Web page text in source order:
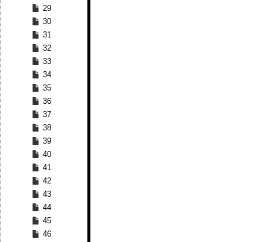
29
30
31
32
33
34
35
36
37
38
39
40
41
42
43
44
45
46